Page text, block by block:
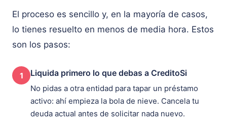
El proceso es sencillo y, en la mayoría de casos,
lo tienes resuelto en menos de media hora. Estos
son los pasos:
1 Liquida primero lo que debas a CreditoSi
No pidas a otra entidad para tapar un préstamo
activo: ahí empieza la bola de nieve. Cancela tu
deuda actual antes de solicitar nada nuevo.